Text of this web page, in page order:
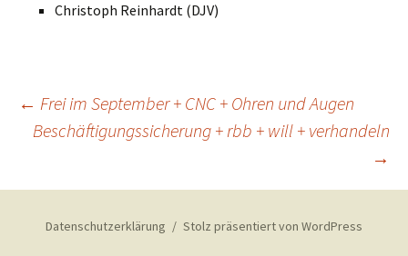
Christoph Reinhardt (DJV)
Beitragsnavigation
← Frei im September + CNC + Ohren und Augen
Beschäftigungssicherung + rbb + will + verhandeln
→
Datenschutzerklärung Stolz präsentiert von WordPress